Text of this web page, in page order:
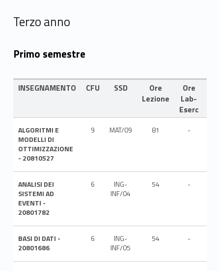
Terzo anno
Primo semestre
INSEGNAMENTO CFU SSD
Ore
Lezione
Ore
Lab-
Eserc
ALGORITMI E
MODELLI DI
OTTIMIZZAZIONE
- 20810527
9 MAT/09 81 -
ANALISI DEI
SISTEMI AD
EVENTI -
20801782
6
ING-
INF/04
54 -
BASI DI DATI -
20801686
6
ING-
INF/05
54 -